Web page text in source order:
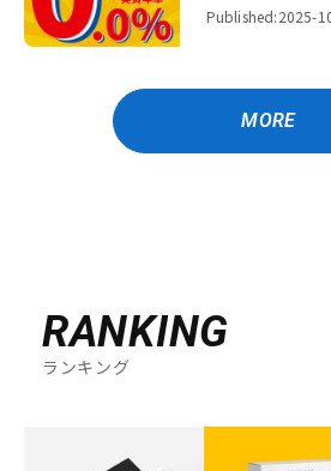
金利キャンペーン
Published:2025-
MORE
RANKING
ランキング